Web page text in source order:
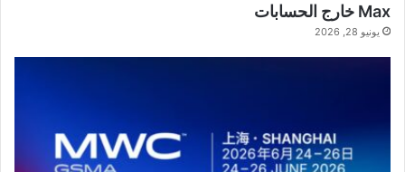
Max خارج الحسابات
يونيو 28, 2026